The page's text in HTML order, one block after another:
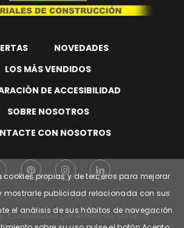
NOVEDADES
LOS MÁS VENDIDOS
DE ACCESIBILIDAD
SOBRE NOSOTROS
CON NOSOTROS
cookies propias y de terceros para mejorar
mostrarle publicidad relacionada con sus
el análisis de sus hábitos de navegación.
Condiciones generales de compra